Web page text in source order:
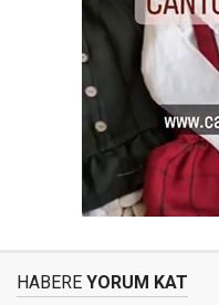
HABERE YORUM KAT